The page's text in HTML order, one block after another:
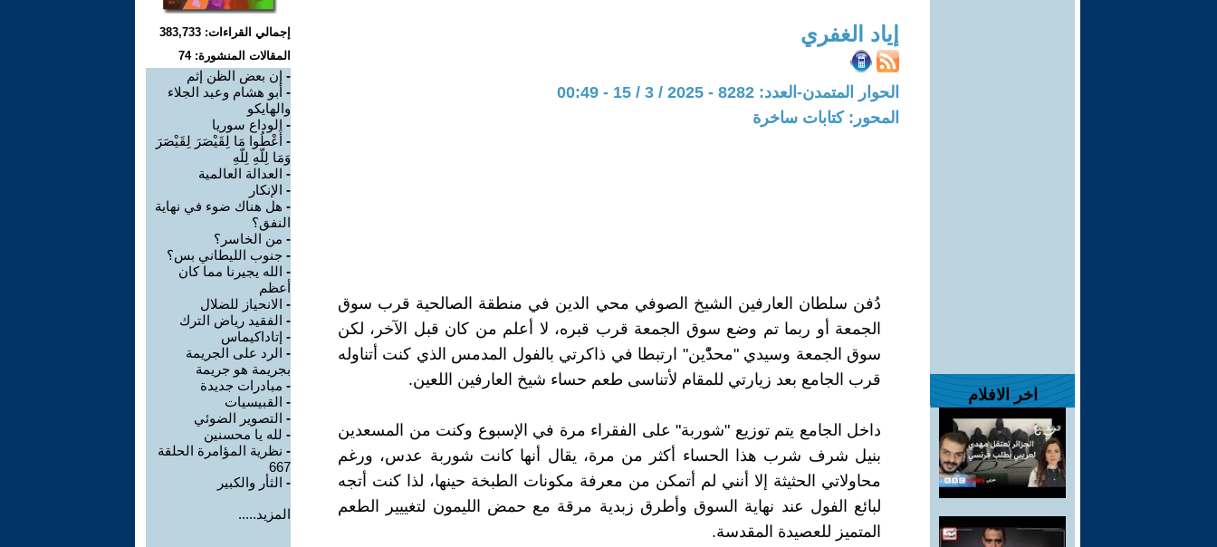
اخر الافلام
إياد الغفري
الحوار المتمدن-العدد: 8282 - 2025 / 3 / 15 - 00:49
المحور: كتابات ساخرة
دُفن سلطان العارفين الشيخ الصوفي محي الدين في منطقة الصالحية قرب سوق
الجمعة أو ربما تم وضع سوق الجمعة قرب قبره، لا أعلم من كان قبل الآخر، لكن
سوق الجمعة وسيدي "محدّْين" ارتبطا في ذاكرتي بالفول المدمس الذي كنت أتناوله
قرب الجامع بعد زيارتي للمقام لأتناسى طعم حساء شيخ العارفين اللعين.
داخل الجامع يتم توزيع "شوربة" على الفقراء مرة في الإسبوع وكنت من المسعدين
بنيل شرف شرب هذا الحساء أكثر من مرة، يقال أنها كانت شوربة عدس، ورغم
محاولاتي الحثيثة إلا أنني لم أتمكن من معرفة مكونات الطبخة حينها، لذا كنت أتجه
لبائع الفول عند نهاية السوق وأطرق زبدية مرقة مع حمض الليمون لتغييير الطعم
المتميز للعصيدة المقدسة.
إجمالي القراءات: 383,733
المقالات المنشورة: 74
- إن بعض الظن إثم
- أبو هشام وعيد الجلاء
والهايكو
- الوداع سوريا
- أَعْطُوا مَا لِقَيْصَرَ لِقَيْصَرَ
وَمَا لِلّهِ لِلّهِ
- العدالة العالمية
- الإنكار
- هل هناك ضوء في نهاية
النفق؟
- من الخاسر؟
- جنوب الليطاني بس؟
- الله يجيرنا مما كان
أعظم
- الانحياز للضلال
- الفقيد رياض الترك
- إتاداكيماس
- الرد على الجريمة
بجريمة هو جريمة
- مبادرات جديدة
- القبيسيات
- التصوير الضوئي
- لله يا محسنين
- نظرية المؤامرة الحلقة
667
- الثأر والكبير
المزيد.....